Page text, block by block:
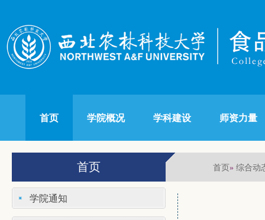
首页 学院概况 学科建设 师资力量
首页 首页» 综合动
学院通知